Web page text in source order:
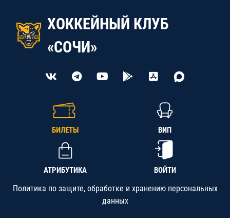
ХОККЕЙНЫЙ КЛУБ
«СОЧИ»
БИЛЕТЫ ВИП
АТРИБУТИКА ВОЙТИ
Политика по защите, обработке и хранению персональных
данных